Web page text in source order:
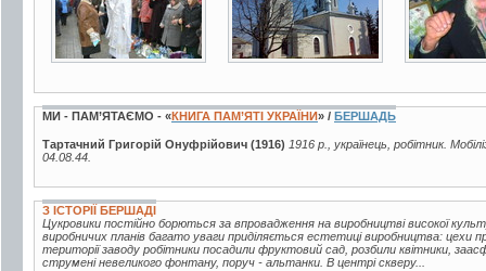
МИ - ПАМ’ЯТАЄМО - «КНИГА ПАМ’ЯТІ УКРАЇНИ» / БЕРШАДЬ
Тартачний Григорій Онуфрійович (1916) 1916 р., українець, робітник.
04.08.44.
З ІСТОРІЇ БЕРШАДІ
Цукровики постійно борються за впровадження на виробництві високої
виробничих планів багато уваги приділяється естетиці виробництва: цехи
території заводу робітники посадили фруктовий сад, розбили квітники,
струмені невеликого фонтану, поруч - альтанки. В центрі скверу...